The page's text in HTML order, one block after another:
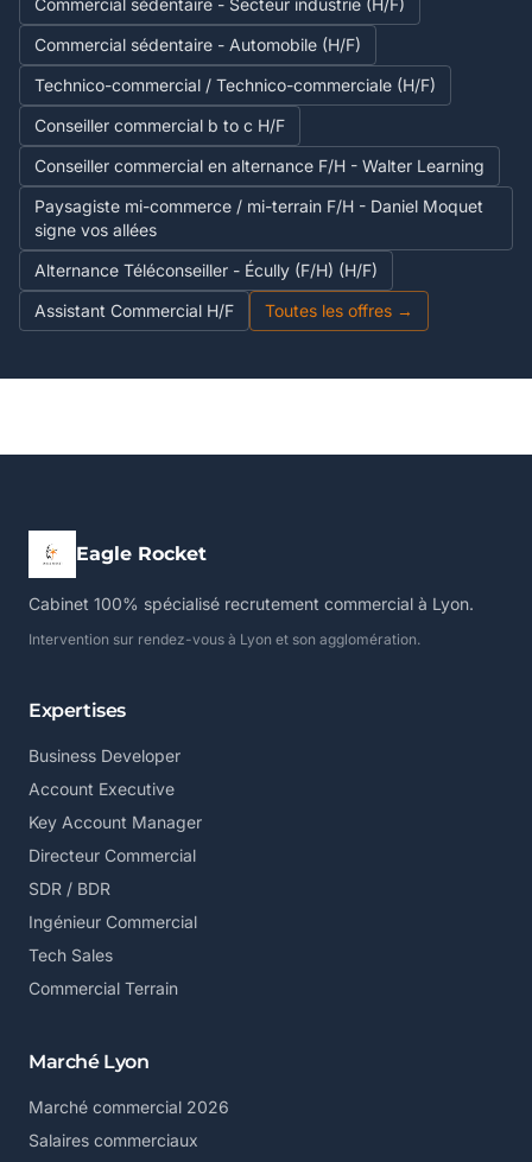
Commercial sédentaire - Secteur industrie (H/F)
Commercial sédentaire - Automobile (H/F)
Technico-commercial / Technico-commerciale (H/F)
Conseiller commercial b to c H/F
Conseiller commercial en alternance F/H - Walter Learning
Paysagiste mi-commerce / mi-terrain F/H - Daniel Moquet
signe vos allées
Alternance Téléconseiller - Écully (F/H) (H/F)
Assistant Commercial H/F
Toutes les offres →
Eagle Rocket
Cabinet 100% spécialisé recrutement commercial à Lyon.
Intervention sur rendez-vous à Lyon et son agglomération.
Expertises
Business Developer
Account Executive
Key Account Manager
Directeur Commercial
SDR / BDR
Ingénieur Commercial
Tech Sales
Commercial Terrain
Marché Lyon
Marché commercial 2026
Salaires commerciaux